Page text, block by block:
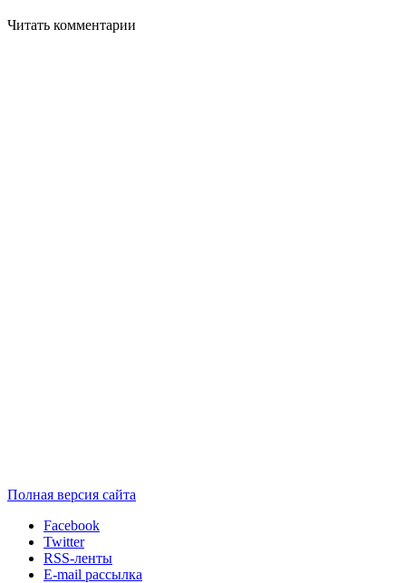
Читать комментарии
Полная версия сайта
Facebook
Twitter
RSS-ленты
E-mail рассылка